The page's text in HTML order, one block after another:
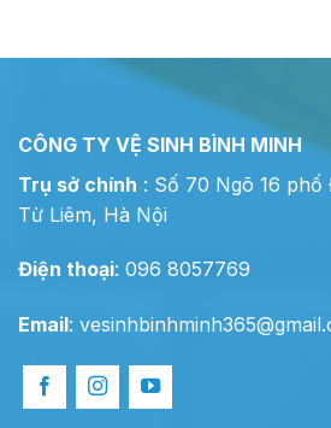
CÔNG TY VỆ SINH BÌNH MINH
Trụ sở chính : Số 70 Ngõ 16
Từ Liêm, Hà Nội
Điện thoại: 096 8057769
Email: